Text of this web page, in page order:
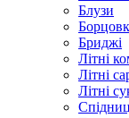
Блузи
Бриджі
Літні
Літні
Літні